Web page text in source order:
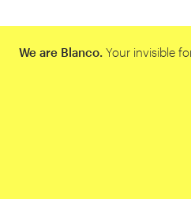
We are Blanco. Your invisible